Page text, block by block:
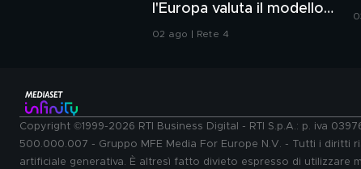
l'Europa valuta il modello
02 ago | Rete 4
Copyright ©1999-2026 RTI Business Digital - RTI S.p.A.: p. iva
500.000.007 - Gruppo MFE Media For Europe N.V. - Tutti i
artificiale generativa. È altresì fatto divieto espresso di utilizzare